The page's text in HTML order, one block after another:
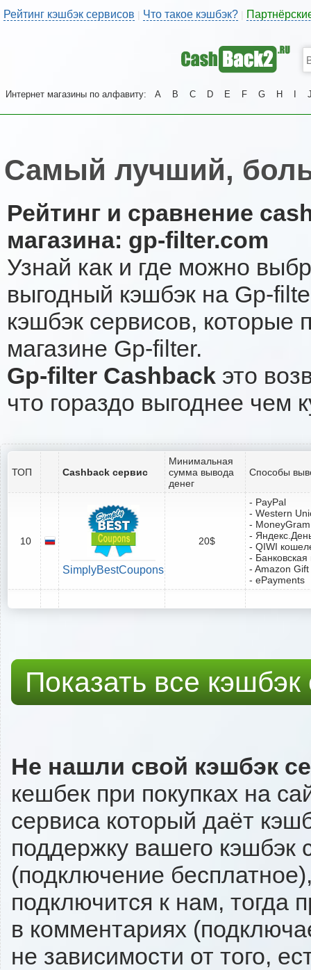
Рейтинг кэшбэк сервисов | Что такое кэшбэк?
Интернет магазины по алфавиту: A B C D E F G H
Самый лучший,
Рейтинг и сравнение
магазина: gp-filter.com
Узнай как и где можно
выгодный кэшбэк на Gp-
кэшбэк сервисов, которые
магазине Gp-filter.
Gp-filter Cashback это
что гораздо выгоднее чем
ТОП Cashback сервис
Минимальная
сумма вывода
денег
Способы
10
SimplyBestCoupons
20$
- PayPal
- Western
- MoneyGram
-
- QIWI
-
- Amazon
- ePayments
Показать все
Не нашли свой кэшбэк
кешбек при покупках на
сервиса который даёт
поддержку вашего кэшбэк
(подключение
подключится к нам, тогда
в комментариях
не зависимости от того,